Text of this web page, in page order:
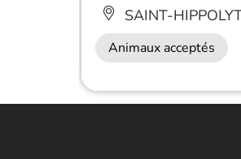
SAINT-
Animaux acceptés